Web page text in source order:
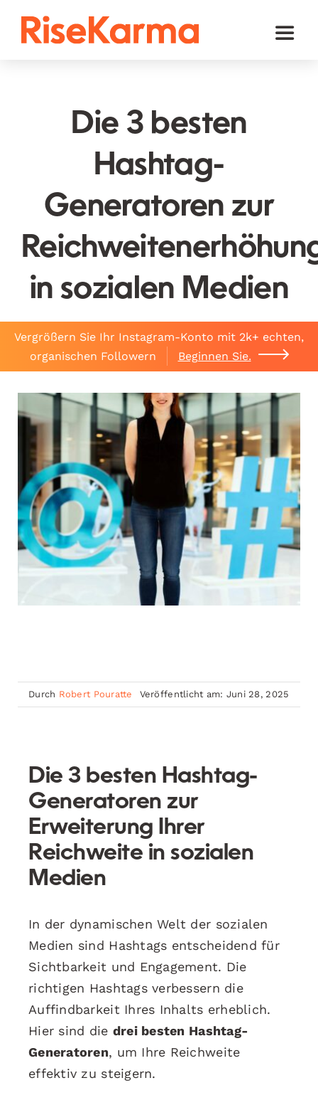
Toggle
TikTok
Twitter (𝕏)
Andere
Die 3 besten
Hashtag-
Generatoren zur
in sozialen Medien
Vergrößern Sie Ihr Instagram-Konto mit 2k+ echten,
organischen Followern
Beginnen Sie.
Durch Robert Pouratte Veröffentlicht am: Juni 28, 2025
Die 3 besten Hashtag-
Generatoren zur
Erweiterung Ihrer
Reichweite in sozialen
Medien
In der dynamischen Welt der sozialen
Medien sind Hashtags entscheidend für
Sichtbarkeit und Engagement. Die
richtigen Hashtags verbessern die
Auffindbarkeit Ihres Inhalts erheblich.
Hier sind die drei besten Hashtag-
Generatoren, um Ihre Reichweite
effektiv zu steigern.